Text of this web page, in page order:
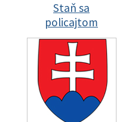
Staň sa
policajtom